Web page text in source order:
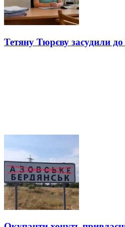
Тетяну Тюрєву засудили